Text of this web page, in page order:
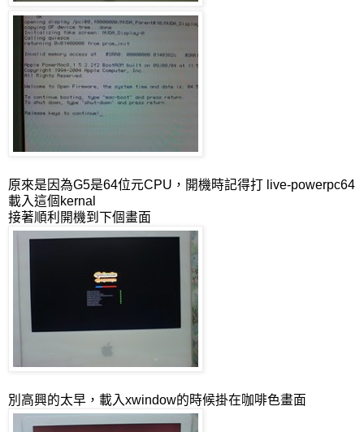
原來是因為G5是64位元CPU，開機時記得打 live-powerpc64
載入這個kernal
接著順利開機到下個畫面
別高興的太早，載入xwindow的時候掛在咖啡色畫面